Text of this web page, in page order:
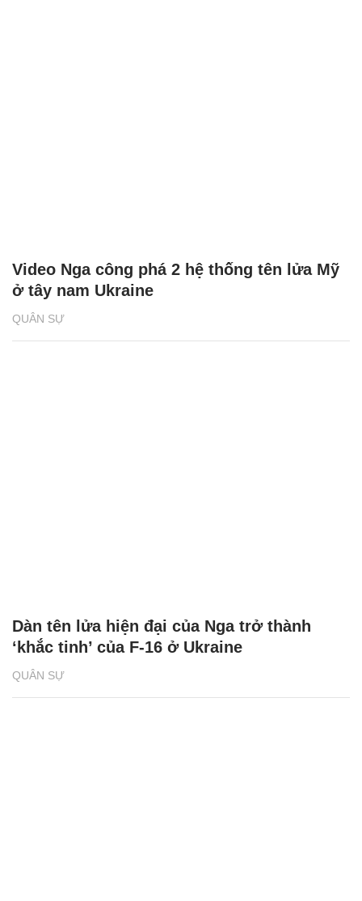
QUÂN SỰ
Video Nga công phá 2 hệ thống tên lửa Mỹ
ở tây nam Ukraine
QUÂN SỰ
Dàn tên lửa hiện đại của Nga trở thành
‘khắc tinh’ của F-16 ở Ukraine